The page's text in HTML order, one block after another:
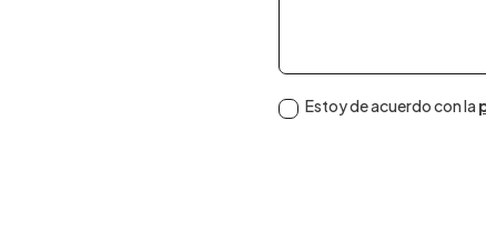
Estoy de acuerdo con la